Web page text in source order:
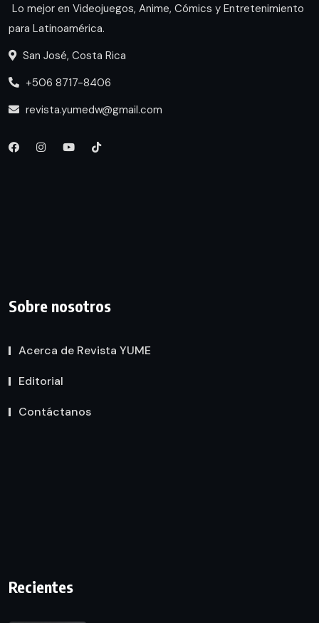
Lo mejor en Videojuegos, Anime, Cómics y Entretenimiento
para Latinoamérica.
San José, Costa Rica
+506 8717-8406
revista.yumedw@gmail.com
Sobre nosotros
Acerca de Revista YUME
Editorial
Contáctanos
Recientes